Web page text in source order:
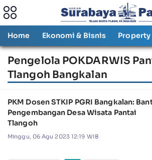
Home Ekonomi & Bisnis Property
Pengelola POKDARWIS
Tlangoh Bangkalan
PKM Dosen STKIP PGRI Bangkalan:
Pengembangan Desa Wisata Pantai
Tlangoh
Minggu, 06 Agu 2023 12:19 WIB